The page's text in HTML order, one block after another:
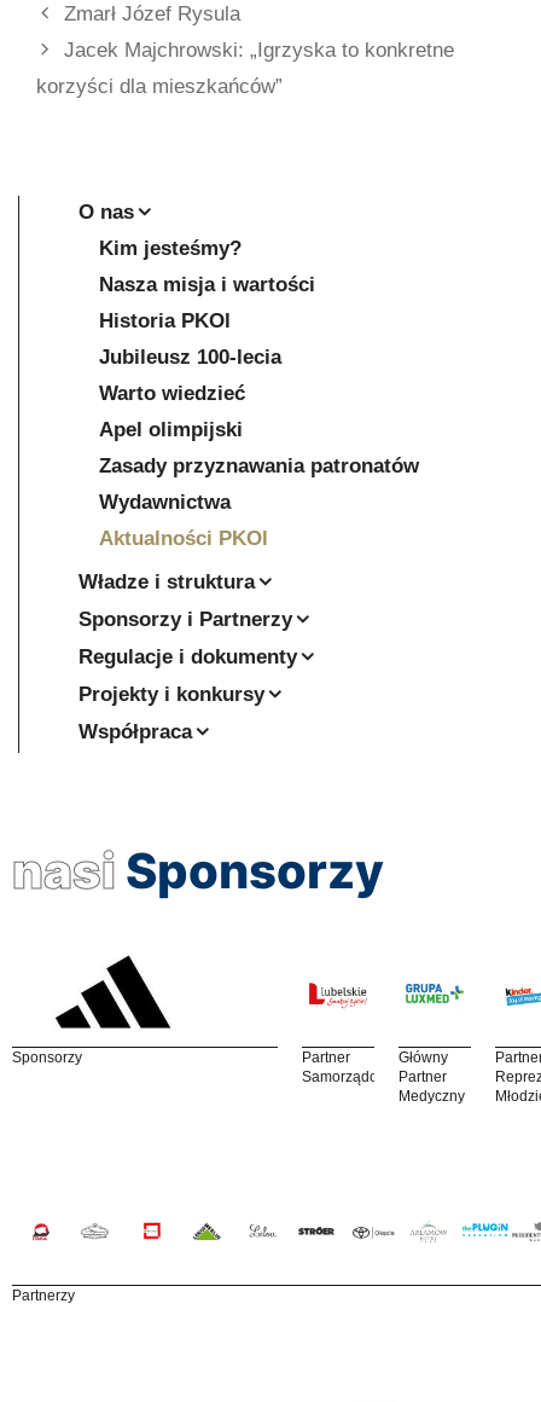
Zmarł Józef Rysula
Jacek Majchrowski: „Igrzyska to konkretne
korzyści dla mieszkańców”
O nas
Kim jesteśmy?
Nasza misja i wartości
Historia PKOl
Jubileusz 100-lecia
Warto wiedzieć
Apel olimpijski
Zasady przyznawania patronatów
Wydawnictwa
Aktualności PKOl
Władze i struktura
Sponsorzy i Partnerzy
Regulacje i dokumenty
Projekty i konkursy
Współpraca
nasi Sponsorzy
Sponsorzy
Partner
Samorządowy
Główny
Partner
Medyczny
Partnerzy